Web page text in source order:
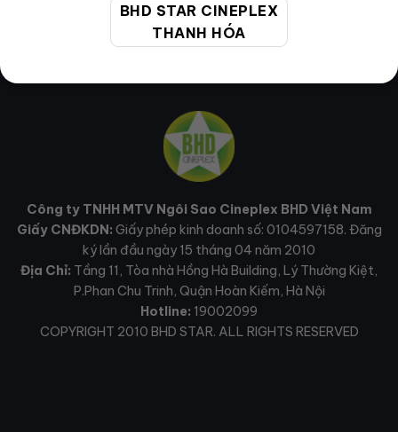
BHD STAR CINEPLEX
THANH HÓA
Công ty TNHH MTV Ngôi Sao Cineplex BHD Việt Nam
Giấy CNĐKDN: Giấy phép kinh doanh số: 0104597158. Đăng
ký lần đầu ngày 15 tháng 04 năm 2010
Địa Chỉ: Tầng 11, Tòa nhà Hồng Hà Building, Lý Thường Kiệt,
P.Phan Chu Trinh, Quận Hoàn Kiếm, Hà Nội
Hotline: 19002099
COPYRIGHT 2010 BHD STAR. ALL RIGHTS RESERVED